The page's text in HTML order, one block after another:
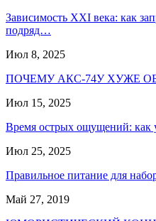
Зависимость ХХI века: как
подряд…
Июл 8, 2025
ПОЧЕМУ АКС-74У ХУЖЕ
Июл 15, 2025
Время острых ощущений: как
Июл 25, 2025
Правильное питание для
Май 27, 2019